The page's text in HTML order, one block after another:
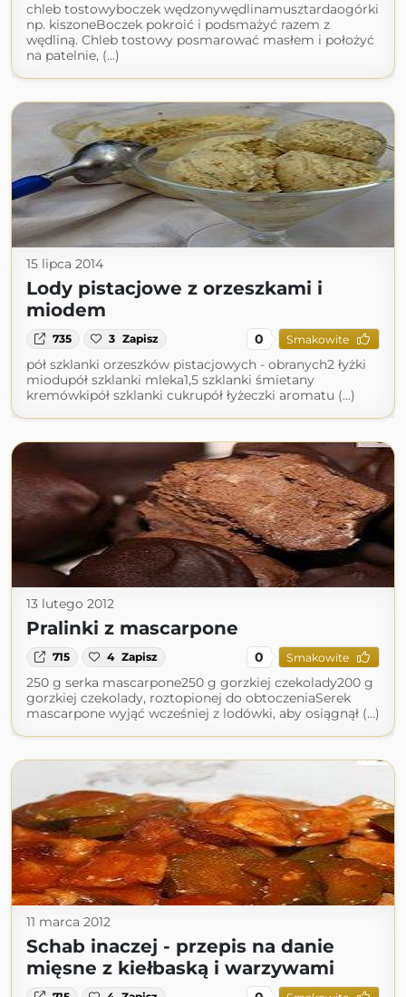
chleb tostowyboczek wędzonywędlinamusztardaogórki
np. kiszoneBoczek pokroić i podsmażyć razem z
wędliną. Chleb tostowy posmarować masłem i położyć
na patelnie, (...)
15 lipca 2014
Lody pistacjowe z orzeszkami i
miodem
735 3 Zapisz 0 Smakowite
pół szklanki orzeszków pistacjowych - obranych2 łyżki
miodupół szklanki mleka1,5 szklanki śmietany
kremówkipół szklanki cukrupół łyżeczki aromatu (...)
13 lutego 2012
Pralinki z mascarpone
715 4 Zapisz 0 Smakowite
250 g serka mascarpone250 g gorzkiej czekolady200 g
gorzkiej czekolady, roztopionej do obtoczeniaSerek
mascarpone wyjąć wcześniej z lodówki, aby osiągnął (...)
11 marca 2012
Schab inaczej - przepis na danie
mięsne z kiełbaską i warzywami